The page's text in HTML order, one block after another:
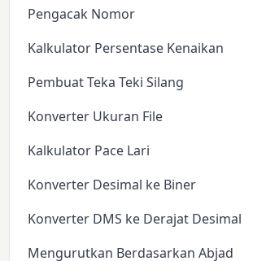
Pengacak Nomor
Kalkulator Persentase Kenaikan
Pembuat Teka Teki Silang
Konverter Ukuran File
Kalkulator Pace Lari
Konverter Desimal ke Biner
Konverter DMS ke Derajat Desimal
Mengurutkan Berdasarkan Abjad